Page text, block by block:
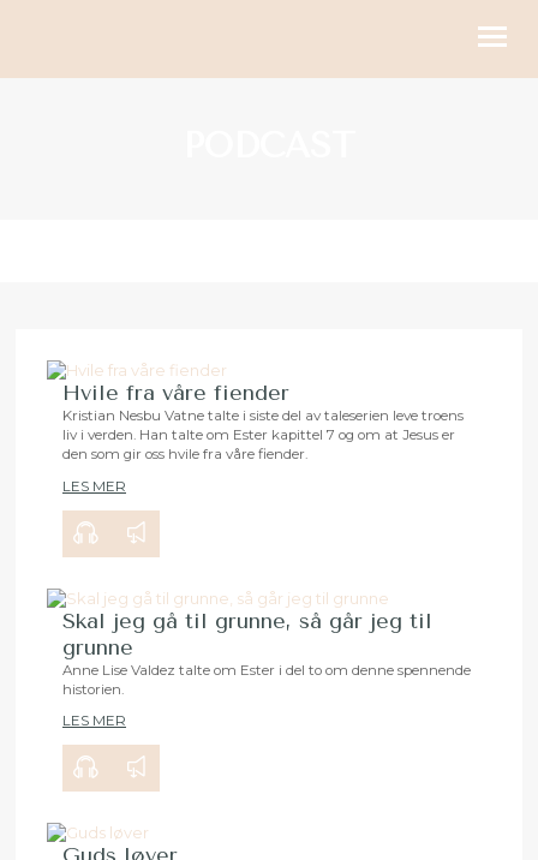
GI
Hvile fra våre fiender
00:00
Kristian Nesbu Vatne talte i siste del av taleserien leve troens
liv i verden. Han talte om Ester kapittel 7 og om at Jesus er
den som gir oss hvile fra våre fiender.
LES MER
Skal jeg gå til grunne, så går jeg til
grunne
Anne Lise Valdez talte om Ester i del to om denne spennende
historien.
LES MER